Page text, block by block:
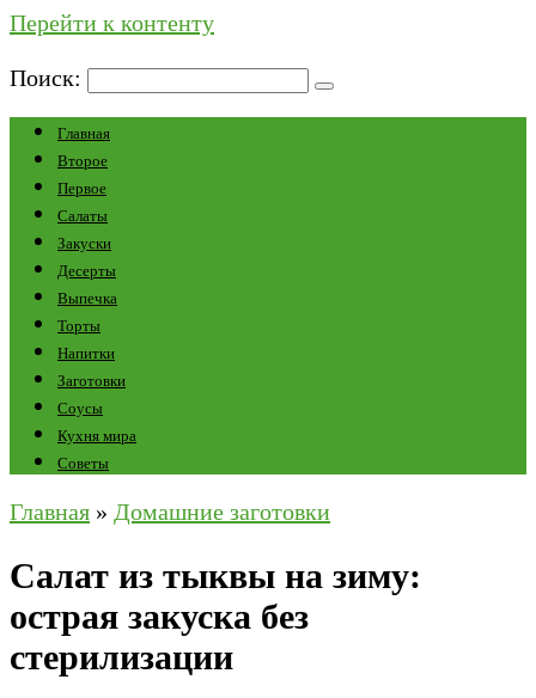
Перейти к контенту
Поиск:
Главная
Второе
Первое
Салаты
Закуски
Десерты
Выпечка
Торты
Напитки
Заготовки
Соусы
Кухня мира
Советы
Главная » Домашние заготовки
Салат из тыквы на зиму:
острая закуска без
стерилизации